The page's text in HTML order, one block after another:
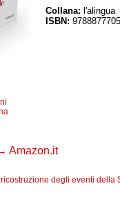
Collana: l'alingua
ISBN:
Amazon.it
degli eventi della